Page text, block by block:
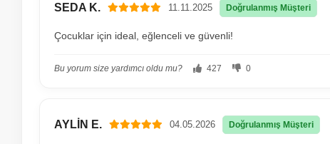
SEDA K. 11.11.2025 Doğrulanmış Müşteri
Çocuklar için ideal, eğlenceli ve güvenli!
Bu yorum size yardımcı oldu mu? 427 0
AYLİN E. 04.05.2026 Doğrulanmış Müşteri